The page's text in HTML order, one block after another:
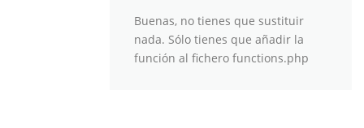
Buenas, no tienes que sustituir
nada. Sólo tienes que añadir la
función al fichero functions.php